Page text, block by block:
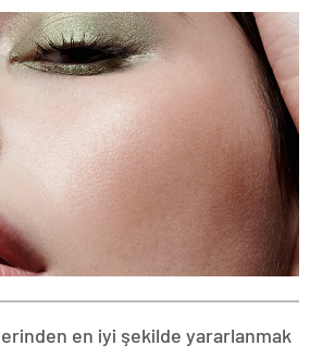
en iyi şekilde yararlanmak